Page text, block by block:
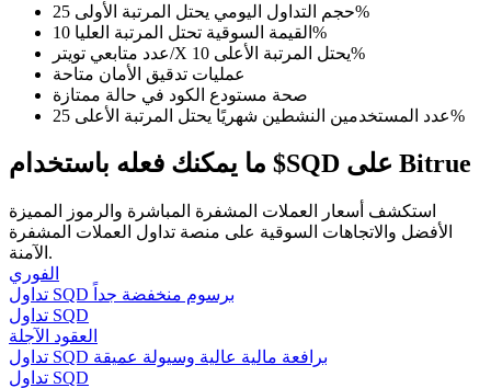
تحليل البيانات الضخمة بما في ذلك المعلومات التجارية، وما
دليل المبتدئين للعقود الآجلة
حجم التداول اليومي يحتل المرتبة الأولى 25%
القيمة السوقية تحتل المرتبة العليا 10%
عدد متابعي تويتر/X يحتل المرتبة الأعلى 10%
عمليات تدقيق الأمان متاحة
صحة مستودع الكود في حالة ممتازة
عدد المستخدمين النشطين شهريًا يحتل المرتبة الأعلى 25%
ما يمكنك فعله باستخدام $SQD على Bitrue
استكشف أسعار العملات المشفرة المباشرة والرموز المميزة
الأفضل والاتجاهات السوقية على منصة تداول العملات المشفرة
الآمنة.
الفوري
تداول SQD برسوم منخفضة جداً
تداول SQD
العقود الآجلة
تداول SQD برافعة مالية عالية وسيولة عميقة
تداول SQD